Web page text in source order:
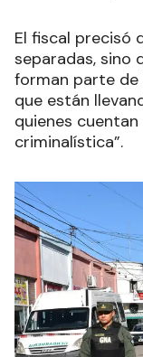
El fiscal precisó
separadas, sino
forman parte de
que están
quienes
criminalística”.